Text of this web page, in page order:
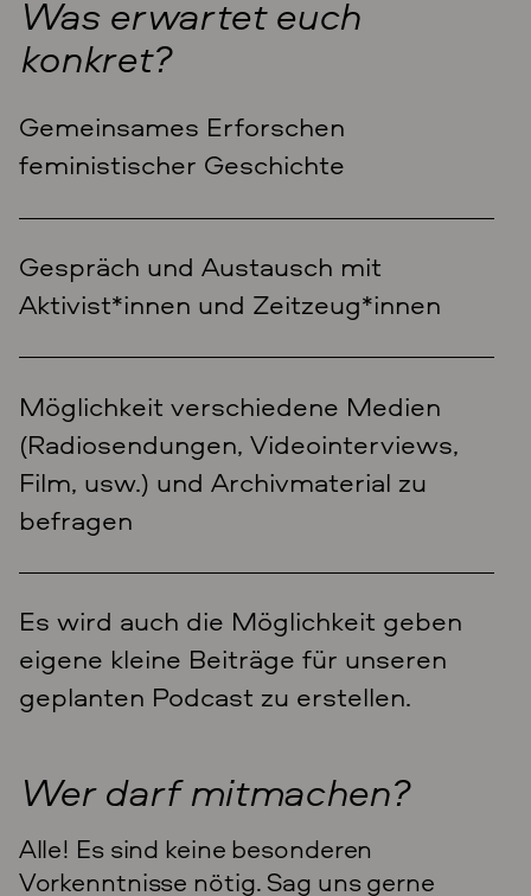
Was erwartet euch
konkret?
Gemeinsames Erforschen
feministischer Geschichte
Gespräch und Austausch mit
Aktivist*innen und Zeitzeug*innen
Möglichkeit verschiedene Medien
(Radiosendungen, Videointerviews,
Film, usw.) und Archivmaterial zu
befragen
Es wird auch die Möglichkeit geben
eigene kleine Beiträge für unseren
geplanten Podcast zu erstellen.
Wer darf mitmachen?
Alle! Es sind keine besonderen
Vorkenntnisse nötig. Sag uns gerne